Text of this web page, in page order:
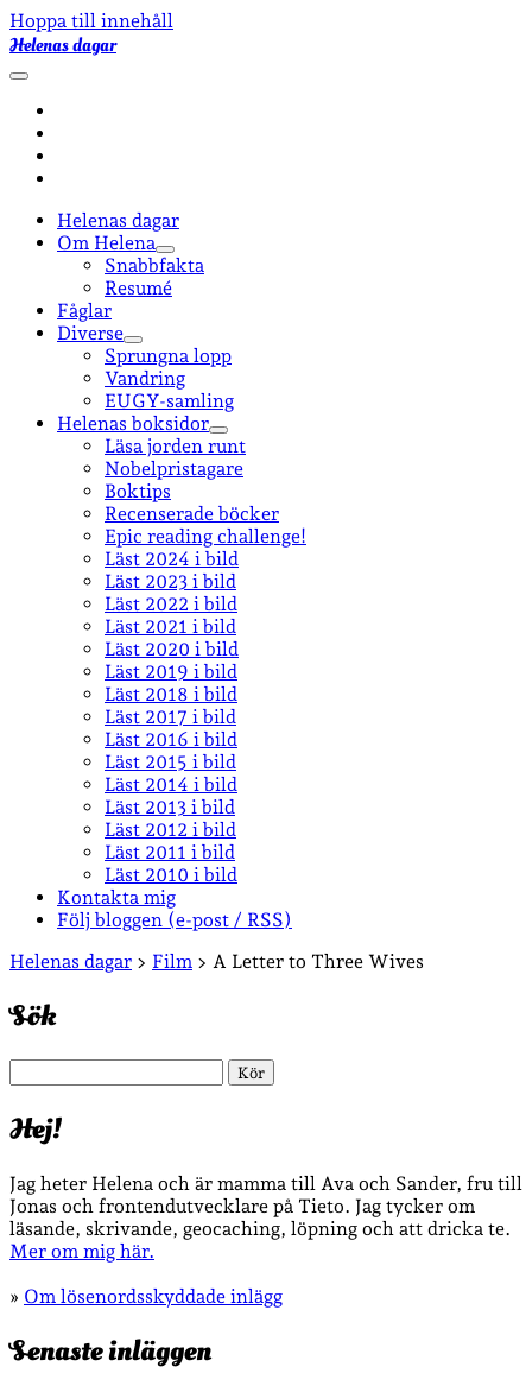
Hoppa till innehåll
Helenas dagar
öppna
Helenas dagar
Om Helena
öppna
undermeny
Snabbfakta
Resumé
Fåglar
Diverse
öppna
undermeny
Sprungna lopp
Vandring
EUGY-samling
Helenas boksidor
öppna
undermeny
Läsa jorden runt
Nobelpristagare
Boktips
Recenserade böcker
Epic reading challenge!
Läst 2024 i bild
Läst 2023 i bild
Läst 2022 i bild
Läst 2021 i bild
Läst 2020 i bild
Läst 2019 i bild
Läst 2018 i bild
Läst 2017 i bild
Läst 2016 i bild
Läst 2015 i bild
Läst 2014 i bild
Läst 2013 i bild
Läst 2012 i bild
Läst 2011 i bild
Läst 2010 i bild
Kontakta mig
Följ bloggen (e-post / RSS)
Sidopanel
Helenas dagar > Film > A Letter to Three Wives
Sök
Hej!
Jag heter Helena och är mamma till Ava och Sander, fru till
Jonas och frontendutvecklare på Tieto. Jag tycker om
läsande, skrivande, geocaching, löpning och att dricka te.
Mer om mig här.
» Om lösenordsskyddade inlägg
Senaste inläggen